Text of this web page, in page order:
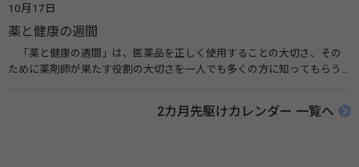
10月17日
薬と健康の週間
「薬と健康の週間」は、医薬品を正しく使用することの大切さ、その
ために薬剤師が果たす役割の大切さを一人でも多くの方に知ってもらう
伝えたい！薬との付き合い方」（保健指導リソースガイド）
2カ月先駆けカレンダー 一覧へ